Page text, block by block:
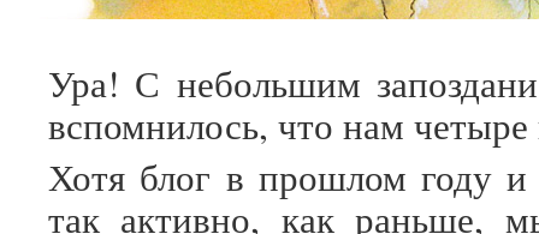
Ура! С небольшим
вспомнилось, что нам четыре
Хотя блог в прошлом году и
так активно, как раньше,